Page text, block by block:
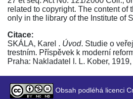
related to copyright. The content of
only in the library of the Institute of
Citace:
SKÁLA, Karel . Úvod. Studie o
trestním. Příspěvek k moderní
Praha: Nakladatel I. L. Kober, 1919,
Obsah podléhá licenci